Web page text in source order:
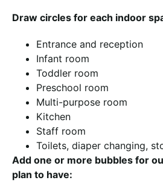
Draw circles for each indoor
Entrance and reception
Infant room
Toddler room
Preschool room
Multi-purpose room
Kitchen
Staff room
Toilets, diaper changing,
Add one or more bubbles for
plan to have: